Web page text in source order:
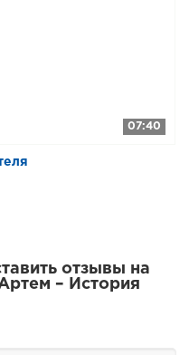
07:40
отзывы на
– История